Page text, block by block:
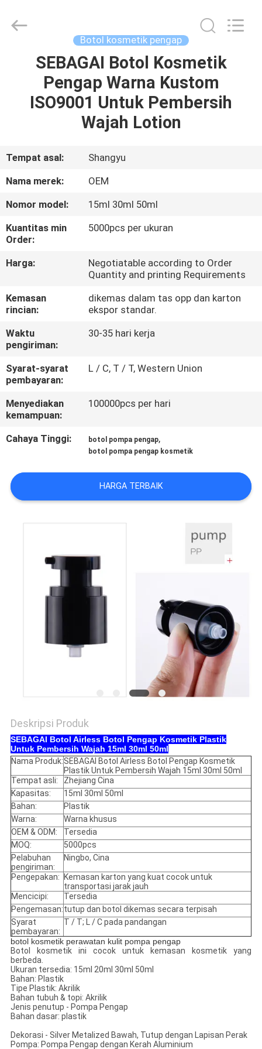
RUMAH
PRODUK
KAMI
PABRIK
KUALITAS
HUBUNGI
KAMI
PERMINTAAN
PENAWARAN
SITEMAP
POLICY
Plastic
Botol kosmetik pengap
SEBAGAI Botol Kosmetik
Pengap Warna Kustom
ISO9001 Untuk Pembersih
Wajah Lotion
Tempat asal:
Shangyu
Nama merek:
OEM
Nomor model:
15ml 30ml 50ml
Kuantitas min
Order:
5000pcs per ukuran
Harga:
Negotiatable according to Order
Quantity and printing Requirements
Kemasan
rincian:
dikemas dalam tas opp dan karton
ekspor standar.
Waktu
pengiriman:
30-35 hari kerja
Syarat-syarat
pembayaran:
L / C, T / T, Western Union
Menyediakan
kemampuan:
100000pcs per hari
Cahaya Tinggi: botol pompa pengap,
botol pompa pengap kosmetik
HARGA TERBAIK
Deskripsi Produk
SEBAGAI Botol Airless Botol Pengap Kosmetik Plastik
Untuk Pembersih Wajah 15ml 30ml 50ml
Nama Produk:SEBAGAI Botol Airless Botol Pengap Kosmetik
Plastik Untuk Pembersih Wajah 15ml 30ml 50ml
Tempat asli:
Zhejiang Cina
Kapasitas:
15ml 30ml 50ml
Bahan:
Plastik
Warna:
Warna khusus
OEM & ODM:
Tersedia
MOQ:
5000pcs
Pelabuhan
pengiriman:
Ningbo, Cina
Pengepakan:
Kemasan karton yang kuat cocok untuk
transportasi jarak jauh
Mencicipi:
Tersedia
Pengemasan:tutup dan botol dikemas secara terpisah
Syarat
pembayaran:
T / T; L / C pada pandangan
botol kosmetik perawatan kulit pompa pengap
Botol kosmetik ini cocok untuk kemasan kosmetik yang
berbeda.
Ukuran tersedia: 15ml 20ml 30ml 50ml
Bahan: Plastik
Tipe Plastik: Akrilik
Bahan tubuh & topi: Akrilik
Jenis penutup - Pompa Pengap
Bahan dasar: plastik
Dekorasi - Silver Metalized Bawah, Tutup dengan Lapisan Perak
Pompa: Pompa Pengap dengan Kerah Aluminium